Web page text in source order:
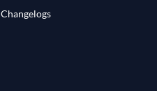
Changelogs